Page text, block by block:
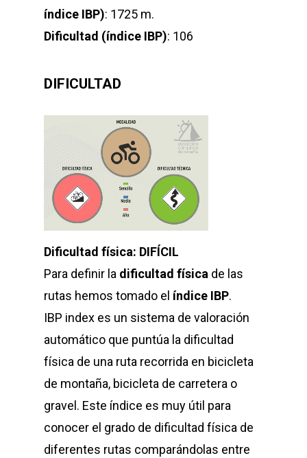
índice IBP): 1725 m.
Dificultad (índice IBP): 106
DIFICULTAD
Dificultad física: DIFÍCIL
Para definir la dificultad física de las
rutas hemos tomado el índice IBP.
IBP index es un sistema de valoración
automático que puntúa la dificultad
física de una ruta recorrida en bicicleta
de montaña, bicicleta de carretera o
gravel. Este índice es muy útil para
conocer el grado de dificultad física de
diferentes rutas comparándolas entre